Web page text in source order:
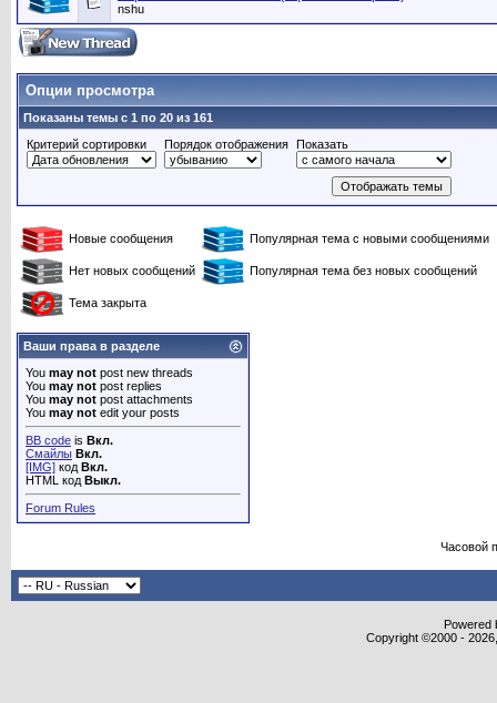
nshu
Опции просмотра
Показаны темы с 1 по 20 из 161
Критерий сортировки
Порядок отображения Показать
Новые сообщения Популярная тема с новыми сообщениями
Нет новых сообщений Популярная тема без новых сообщений
Тема закрыта
Ваши права в разделе
You may not post new threads
You may not post replies
You may not post attachments
You may not edit your posts
BB code is Вкл.
Смайлы Вкл.
[IMG] код Вкл.
HTML код Выкл.
Forum Rules
Часовой
Powered
Copyright ©2000 -